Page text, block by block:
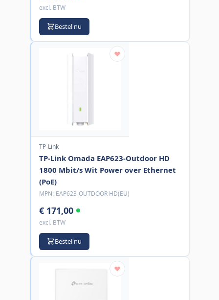
excl. BTW
Bestel nu
TP-Link
TP-Link Omada EAP623-Outdoor HD
1800 Mbit/s Wit Power over Ethernet
(PoE)
MPN: EAP623-OUTDOOR HD(EU)
€ 171,00
excl. BTW
Bestel nu